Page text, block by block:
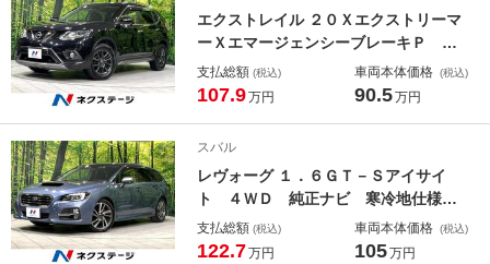
エクストレイル ２０Ｘエクストリーマ
ーＸエマージェンシーブレーキＰ ４
ＷＤ 純正８型ナビ バックカメラ
寒冷地仕様 衝突軽減 禁煙車 電動
インチアルミ オートハイビーム オ
ートライト フルセグ
支払総額 (税込)
107.9万円
車両本体価格 (税込)
90.5万円
スバル
レヴォーグ １．６ＧＴ－Ｓアイサイ
ト ４ＷＤ 純正ナビ 寒冷地仕様
衝突軽減 禁煙車 サイドカメラ コ
ーナーセンサー スマートキー ＢＳ
支払総額 (税込)
122.7万円
車両本体価格 (税込)
105万円